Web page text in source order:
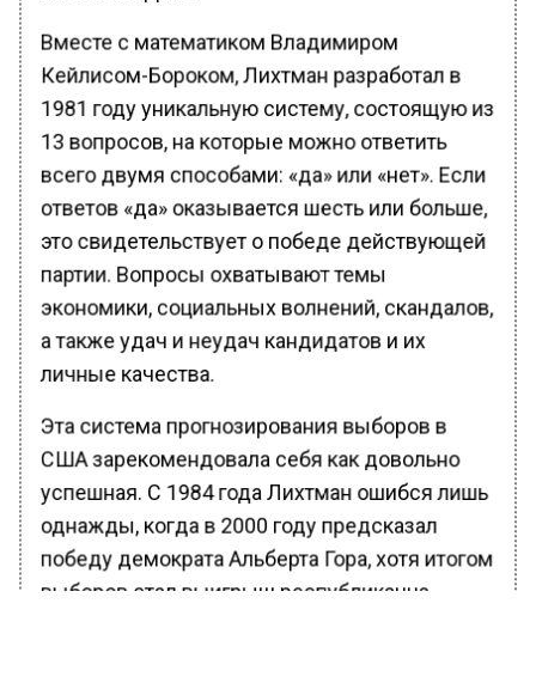
Вместе с математиком Владимиром
Кейлисом-Бороком, Лихтман разработал в
1981 году уникальную систему, состоящую из
13 вопросов, на которые можно ответить
всего двумя способами: «да» или «нет». Если
ответов «да» оказывается шесть или больше,
это свидетельствует о победе действующей
партии. Вопросы охватывают темы
экономики, социальных волнений, скандалов,
а также удач и неудач кандидатов и их
личные качества.
Эта система прогнозирования выборов в
США зарекомендовала себя как довольно
успешная. С 1984 года Лихтман ошибся лишь
однажды, когда в 2000 году предсказал
победу демократа Альберта Гора, хотя итогом
выборов стал выигрыш республиканца